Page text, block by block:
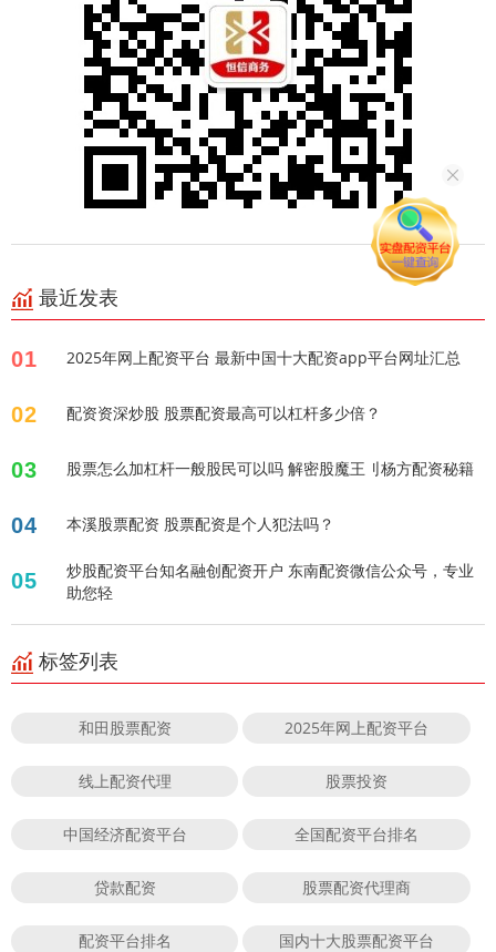
最近发表
01 2025年网上配资平台 最新中国十大配资app平台网址汇总
02 配资资深炒股 股票配资最高可以杠杆多少倍？
03 股票怎么加杠杆一般股民可以吗 解密股魔王刂杨方配资秘籍
04 本溪股票配资 股票配资是个人犯法吗？
05
炒股配资平台知名融创配资开户 东南配资微信公众号，专业
助您轻
标签列表
和田股票配资 2025年网上配资平台
线上配资代理 股票投资
中国经济配资平台 全国配资平台排名
贷款配资 股票配资代理商
配资平台排名 国内十大股票配资平台